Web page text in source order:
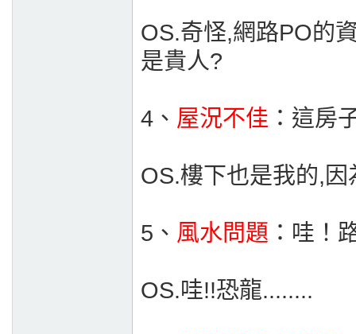
OS.奇怪,網路PO的
是貴人?
4、 屋況不佳 ：這
OS.樓下也是我的,
5、 風水問題 ：哇
OS.哇!!恐龍........